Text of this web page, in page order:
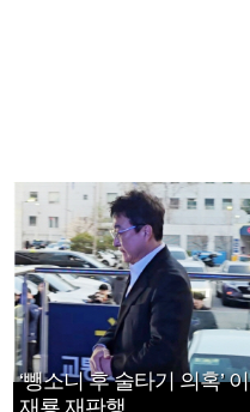
‘뺑소니 후 술타기 의혹’ 이